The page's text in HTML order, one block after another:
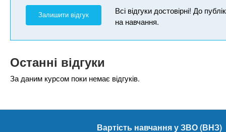
Залишити відгук
Всі відгуки достовірні! До
на навчання.
Останні відгуки
За даним курсом поки немає відгуків.
Вартість навчання у ЗВО (ВНЗ)